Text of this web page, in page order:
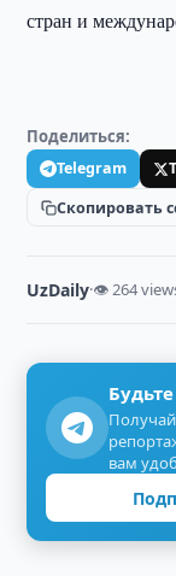
стран и
Поделиться:
Telegram
Скопировать
UzDaily·👁 264
вам